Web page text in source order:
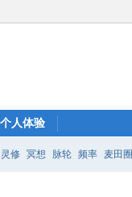
个人体验
灵修 冥想 脉轮 频率 麦田圈